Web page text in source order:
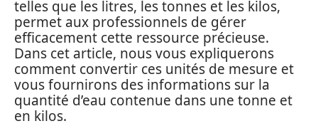
telles que les litres, les tonnes et les kilos,
permet aux professionnels de gérer
efficacement cette ressource précieuse.
Dans cet article, nous vous expliquerons
comment convertir ces unités de mesure et
vous fournirons des informations sur la
quantité d’eau contenue dans une tonne et
en kilos.